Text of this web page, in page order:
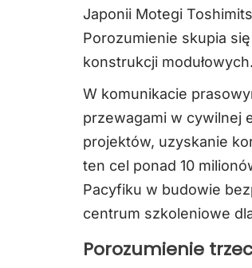
Japonii Motegi
Porozumienie skupia
konstrukcji modułowych.
W komunikacie
przewagami w cywilnej
projektów, uzyskanie
ten cel ponad 10
Pacyfiku w budowie
centrum szkoleniowe
Porozumienie